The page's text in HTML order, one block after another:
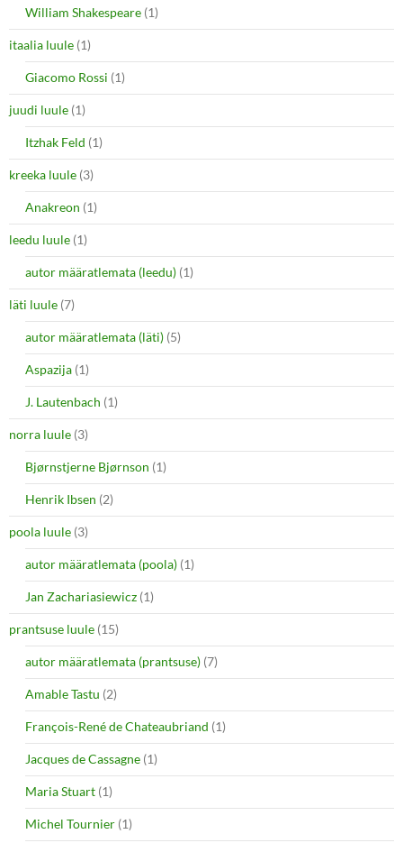
William Shakespeare (1)
itaalia luule (1)
Giacomo Rossi (1)
juudi luule (1)
Itzhak Feld (1)
kreeka luule (3)
Anakreon (1)
leedu luule (1)
autor määratlemata (leedu) (1)
läti luule (7)
autor määratlemata (läti) (5)
Aspazija (1)
J. Lautenbach (1)
norra luule (3)
Bjørnstjerne Bjørnson (1)
Henrik Ibsen (2)
poola luule (3)
autor määratlemata (poola) (1)
Jan Zachariasiewicz (1)
prantsuse luule (15)
autor määratlemata (prantsuse) (7)
Amable Tastu (2)
François-René de Chateaubriand (1)
Jacques de Cassagne (1)
Maria Stuart (1)
Michel Tournier (1)